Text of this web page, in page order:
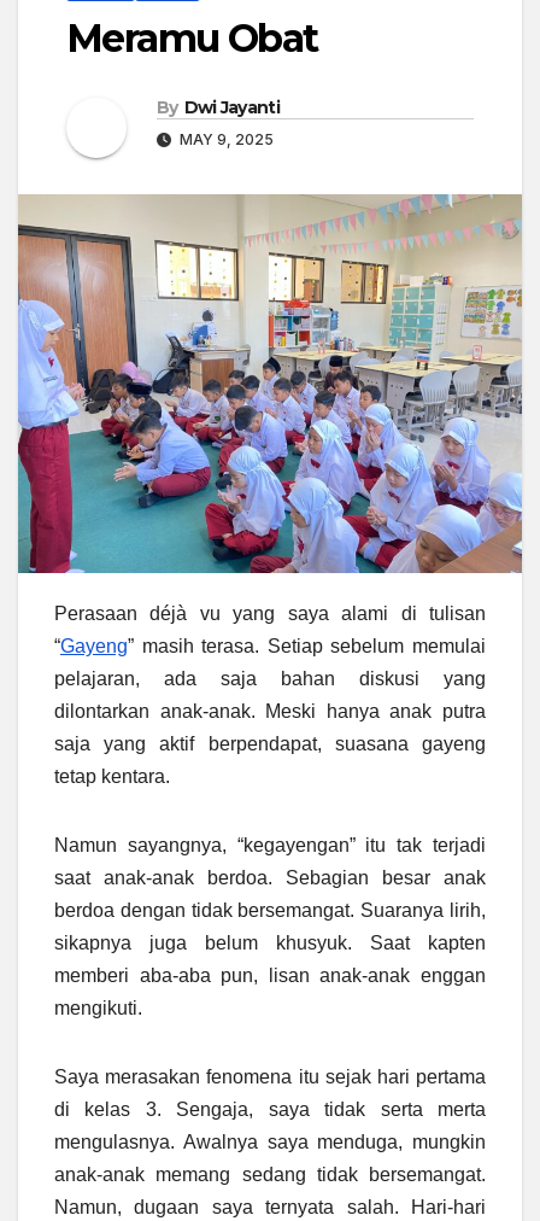
Meramu Obat
By Dwi Jayanti
MAY 9, 2025
Perasaan déjà vu yang saya alami di tulisan
“Gayeng” masih terasa. Setiap sebelum memulai
pelajaran, ada saja bahan diskusi yang
dilontarkan anak-anak. Meski hanya anak putra
saja yang aktif berpendapat, suasana gayeng
tetap kentara.
Namun sayangnya, “kegayengan” itu tak terjadi
saat anak-anak berdoa. Sebagian besar anak
berdoa dengan tidak bersemangat. Suaranya lirih,
sikapnya juga belum khusyuk. Saat kapten
memberi aba-aba pun, lisan anak-anak enggan
mengikuti.
Saya merasakan fenomena itu sejak hari pertama
di kelas 3. Sengaja, saya tidak serta merta
mengulasnya. Awalnya saya menduga, mungkin
anak-anak memang sedang tidak bersemangat.
Namun, dugaan saya ternyata salah. Hari-hari